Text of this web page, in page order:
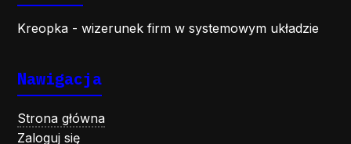
Kreopka - wizerunek firm w systemowym układzie
Nawigacja
Strona główna
Zaloguj się